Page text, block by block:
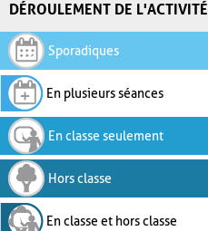
DÉROULEMENT DE L'ACTIVITÉ
Sporadiques
En plusieurs séances
En classe seulement
Hors classe
En classe et hors classe